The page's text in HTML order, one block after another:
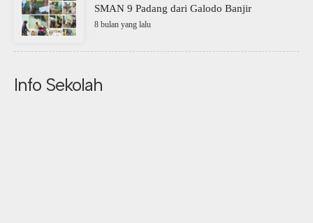
SMAN 9 Padang dari Galodo Banjir
8 bulan yang lalu
Info Sekolah